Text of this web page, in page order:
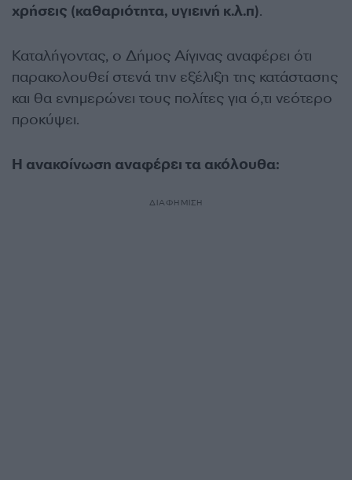
χρήσεις (καθαριότητα, υγιεινή κ.λ.π).
Καταλήγοντας, ο Δήμος Αίγινας αναφέρει ότι
παρακολουθεί στενά την εξέλιξη της κατάστασης
και θα ενημερώνει τους πολίτες για ό,τι νεότερο
προκύψει.
Η ανακοίνωση αναφέρει τα ακόλουθα:
ΔΙΑΦΗΜΙΣΗ